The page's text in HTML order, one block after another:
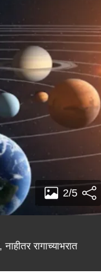
2/5
रागाच्याभरात